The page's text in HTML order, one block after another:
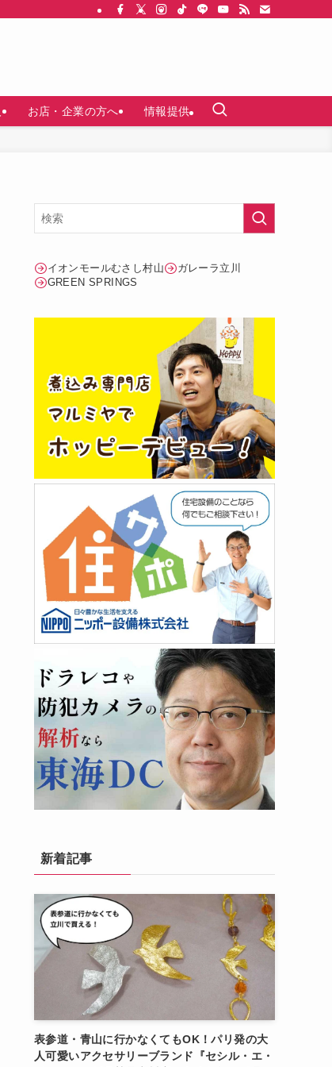
お店・企業の方へ 情報提供
イオンモールむさし村山
ガレーラ立川
GREEN SPRINGS
新着記事
表参道・青山に行かなくてもOK！パリ発の大
人可愛いアクセサリーブランド『セシル・エ・